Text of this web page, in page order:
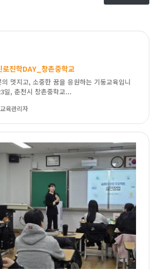
진학DAY_창촌중학교
멋지고, 소중한 꿈을 응원하는 기둥교육입니
일, 춘천시 창촌중학교...
육관리자